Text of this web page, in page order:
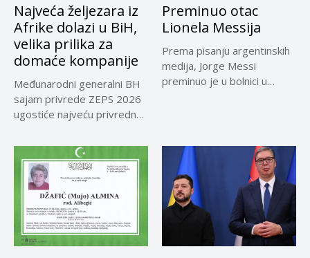
Najveća željezara iz
Afrike dolazi u BiH,
velika prilika za
domaće kompanije
Međunarodni generalni BH
sajam privrede ZEPS 2026
ugostiće najveću privrednu
Preminuo otac
Lionela Messija
Prema pisanju argentinskih
medija, Jorge Messi
preminuo je u bolnici u